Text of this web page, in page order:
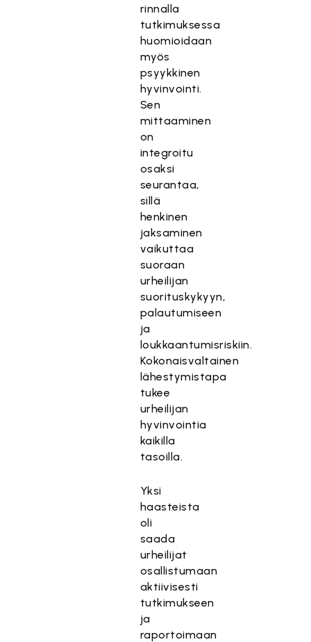
rinnalla
tutkimuksessa
huomioidaan
myös
psyykkinen
hyvinvointi.
Sen
mittaaminen
on
integroitu
osaksi
seurantaa,
sillä
henkinen
jaksaminen
vaikuttaa
suoraan
urheilijan
suorituskykyyn,
palautumiseen
ja
loukkaantumisriskiin.
Kokonaisvaltainen
lähestymistapa
tukee
urheilijan
hyvinvointia
kaikilla
tasoilla.
Yksi
haasteista
oli
saada
urheilijat
osallistumaan
aktiivisesti
tutkimukseen
ja
raportoimaan